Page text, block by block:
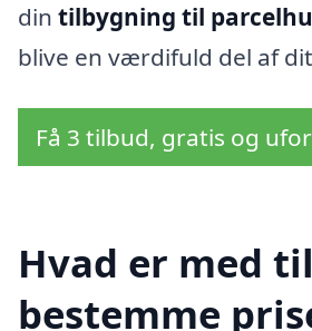
din tilbygning til
blive en værdifuld del af
Få 3 tilbud, gratis og
Hvad er med
bestemme